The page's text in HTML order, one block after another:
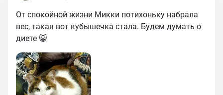
От спокойной жизни Микки потихоньку набрала
вес, такая вот кубышечка стала. Будем думать о
диете 😺